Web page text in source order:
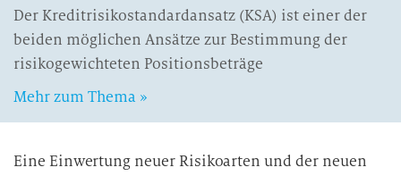
Der Kreditrisikostandardansatz (KSA) ist einer der
beiden möglichen Ansätze zur Bestimmung der
risikogewichteten Positionsbeträge
Mehr zum Thema »
Eine Einwertung neuer Risikoarten und der neuen